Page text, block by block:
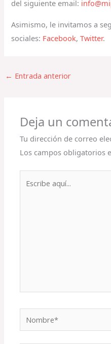
del siguiente email:
Asimismo, le invitamos a
sociales: Facebook,Twitter.
← Entrada anterior
Deja un
Tu dirección de correo
Los campos obligatorios
Nombre*